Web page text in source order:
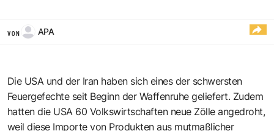
VON APA
Die USA und der Iran haben sich eines der schwersten
Feuergefechte seit Beginn der Waffenruhe geliefert. Zudem
hatten die USA 60 Volkswirtschaften neue Zölle angedroht,
weil diese Importe von Produkten aus mutmaßlicher